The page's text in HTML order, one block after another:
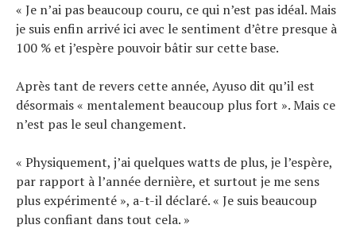
« Je n’ai pas beaucoup couru, ce qui n’est pas idéal. Mais
je suis enfin arrivé ici avec le sentiment d’être presque à
100 % et j’espère pouvoir bâtir sur cette base.
Après tant de revers cette année, Ayuso dit qu’il est
désormais « mentalement beaucoup plus fort ». Mais ce
n’est pas le seul changement.
« Physiquement, j’ai quelques watts de plus, je l’espère,
par rapport à l’année dernière, et surtout je me sens
plus expérimenté », a-t-il déclaré. « Je suis beaucoup
plus confiant dans tout cela. »